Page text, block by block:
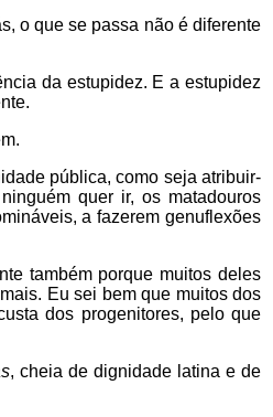
o que se passa não é diferente
da estupidez. E a estupidez
pública, como seja atribuir-
quer ir, os matadouros
a fazerem genuflexões
também porque muitos deles
Eu sei bem que muitos dos
dos progenitores, pelo que
, cheia de dignidade latina e de